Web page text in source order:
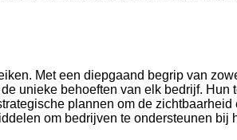
Met een diepgaand begrip van
unieke behoeften van elk bedrijf. Hun
plannen om de zichtbaarheid
om bedrijven te ondersteunen bij